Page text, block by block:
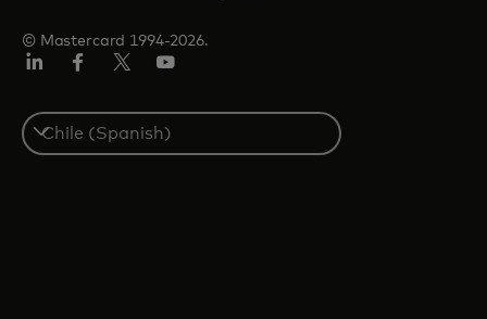
© Mastercard 1994-2026.
Select
a
country